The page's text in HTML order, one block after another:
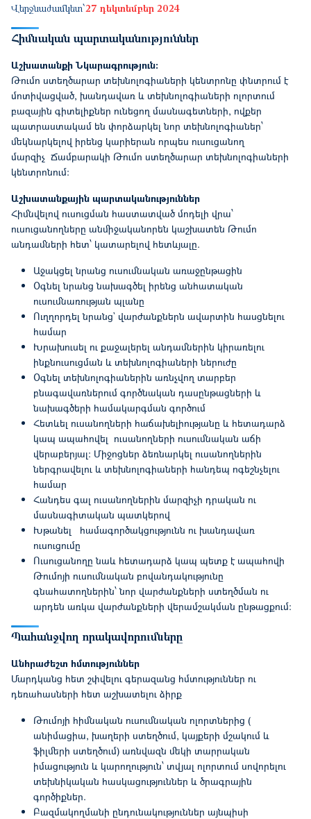
Վերջնաժամկետ՝27 դեկտեմբեր 2024
Հիմնական պարտականություններ
Աշխատանքի Նկարագրություն:
Թումո ստեղծարար տեխնոլոգիաների կենտրոնը փնտրում է
մոտիվացված, խանդավառ և տեխնոլոգիաների ոլորտում
բազային գիտելիքներ ունեցող մասնագետների, ովքեր
պատրաստակամ են փորձարկել նոր տեխնոլոգիաներ՝
մեկնարկելով իրենց կարիերան որպես ուսուցանող
մարզիչ Ճամբարակի ​Թումո ստեղծարար տեխնոլոգիաների
կենտրոնում:
Աշխատանքային պարտականություններ
Հիմնվելով ուսուցման հաստատված մոդելի վրա՝
ուսուցանողները անմիջականորեն կաշխատեն Թումո
անդամների հետ՝ կատարելով հետևյալը.
Աջակցել նրանց ուսումնական առաջընթացին
Օգնել նրանց նախագծել իրենց անհատական
ուսումնառության պլանը
Ուղղորդել նրանց` վարժանքներն ավարտին հասցնելու
համար
Խրախուսել ու քաջալերել անդամներին կիրառելու
ինքնուսուցման և տեխնոլոգիաների ներուժը
Օգնել տեխնոլոգիաներին առնչվող տարբեր
բնագավառներում գործնական դասընթացների և
նախագծերի համակարգման գործում
Հետևել ուսանողների հաճախելիությանը և հետադարձ
կապ ապահովել ուսանողների ուսումնական աճի
վերաբերյալ: Միջոցներ ձեռնարկել ուսանողներին
ներգրավելու և տեխնոլոգիաների հանդեպ ոգեշնչելու
համար
Հանդես գալ ուսանողներին մարզիչի դրական ու
մասնագիտական պատկերով
Խթանել համագործակցությունն ու խանդավառ
ուսուցումը
Ուսուցանողը նաև հետադարձ կապ պետք է ապահովի
Թումոյի ուսումնական բովանդակությունը
գնահատողներին՝ նոր վարժանքների ստեղծման ու
արդեն առկա վարժանքների վերամշակման ընթացքում:
Պահանջվող որակավորումները
Անհրաժեշտ հմտություններ
Մարդկանց հետ շփվելու գերազանց հմտություններ ու
դեռահասների հետ աշխատելու ձիրք
Թումոյի հիմնական ուսումնական ոլորտներից (
անիմացիա, խաղերի ստեղծում, կայքերի մշակում և
ֆիլմերի ստեղծում) առնվազն մեկի տարրական
իմացություն և կարողություն՝ տվյալ ոլորտում սովորելու
տեխնիկական հասկացություններ և ծրագրային
գործիքներ.
Բազմակողմանի ընդունակություններ այնպիսի